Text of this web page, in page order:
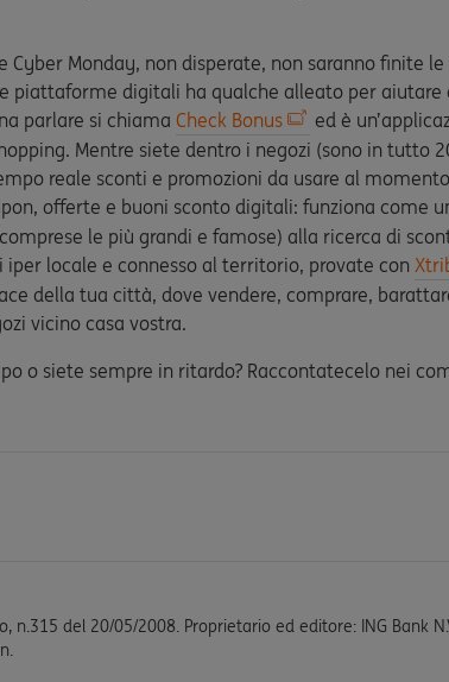
Cyber Monday, non disperate, non saranno finite le
piattaforme digitali ha qualche alleato per aiutare
parlare si chiama Check Bonus
ed è
Mentre siete dentro i negozi (sono in tutto
reale sconti e promozioni da usare al
offerte e buoni sconto digitali: funziona come
le più grandi e famose) alla ricerca di
locale e connesso al territorio, provate con
della tua città, dove vendere, comprare,
vicino casa vostra.
o siete sempre in ritardo? Raccontatecelo nei
del 20/05/2008. Proprietario ed editore: ING Bank